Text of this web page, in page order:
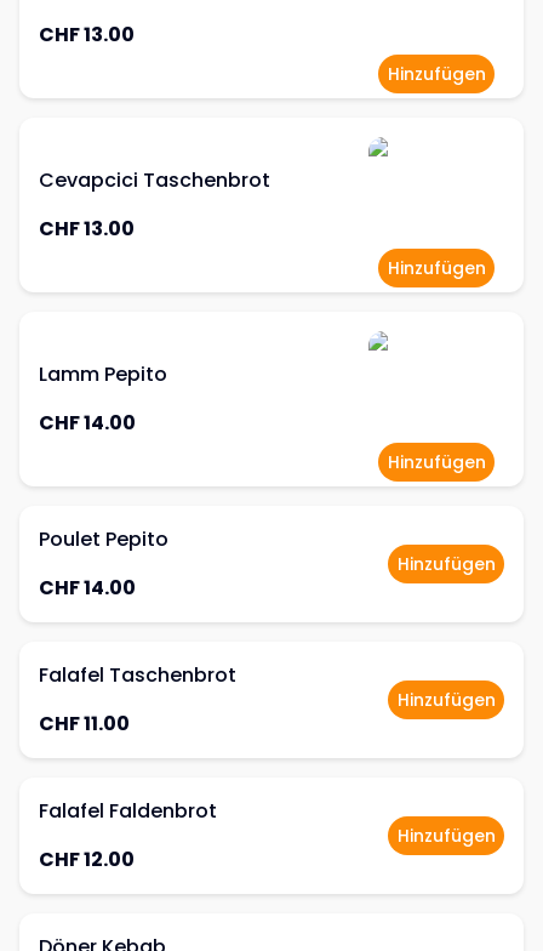
CHF 13.00
Hinzufügen
Cevapcici Taschenbrot
CHF 13.00
Hinzufügen
Lamm Pepito
CHF 14.00
Hinzufügen
Poulet Pepito
CHF 14.00
Hinzufügen
Falafel Taschenbrot
CHF 11.00
Hinzufügen
Falafel Faldenbrot
CHF 12.00
Hinzufügen